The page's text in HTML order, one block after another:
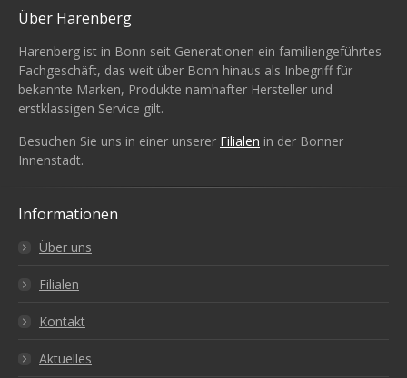
Über Harenberg
Harenberg ist in Bonn seit Generationen ein familiengeführtes
Fachgeschäft, das weit über Bonn hinaus als Inbegriff für
bekannte Marken, Produkte namhafter Hersteller und
erstklassigen Service gilt.
Besuchen Sie uns in einer unserer Filialen in der Bonner
Innenstadt.
Informationen
Über uns
Filialen
Kontakt
Aktuelles